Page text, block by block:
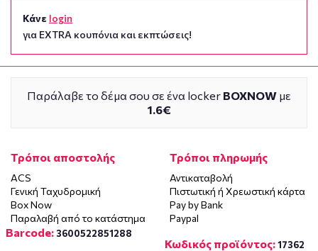
Κάνε login
για EXTRA κουπόνια και εκπτώσεις!
Παράλαβε το δέμα σου σε ένα locker BOXNOW με
1.6€
Τρόποι αποστολής
ACS
Γενική Ταχυδρομική
Box Now
Παραλαβή από το κατάστημα
Τρόποι πληρωμής
Αντικαταβολή
Πιστωτική ή Χρεωστική κάρτα
Pay by Bank
Paypal
Barcode: 3600522851288
Κωδικός προϊόντος:17362